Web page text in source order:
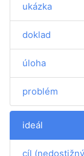
ukázka
doklad
úloha
problém
ideál
cíl